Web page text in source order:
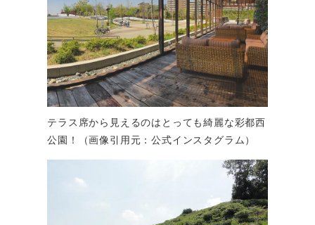
テラス席から見えるのはとっても綺麗な彩都西
公園！（画像引用元：公式インスタグラム）